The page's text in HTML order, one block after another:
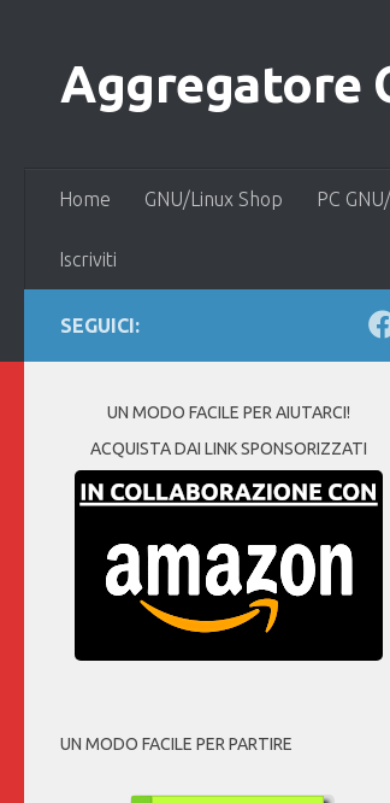
Aggregatore
Home GNU/Linux Shop PC
Iscriviti
SEGUICI:
UN MODO FACILE PER AIUTARCI!
ACQUISTA DAI LINK SPONSORIZZATI
UN MODO FACILE PER PARTIRE